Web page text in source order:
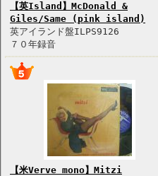
【英Island】McDonald &
Giles/Same (pink island)
英アイランド盤ILPS9126
７０年録音
【米Verve mono】Mitzi